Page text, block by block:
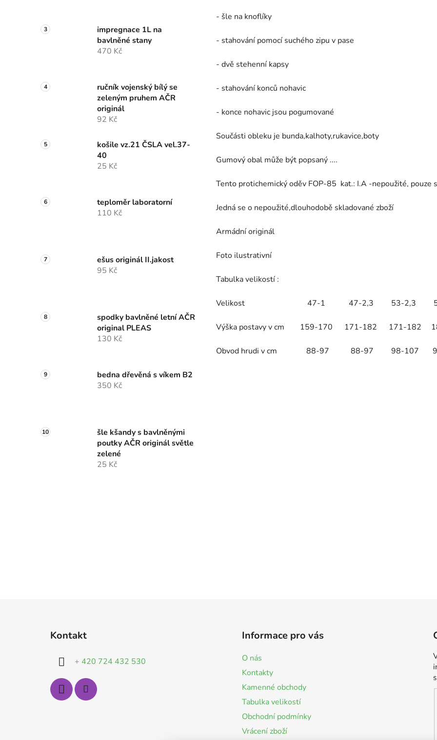
impregnace 1L na
bavlněné stany
470 Kč
ručník vojenský bílý se
zeleným pruhem AČR
originál
92 Kč
košile vz.21 ČSLA vel.37-
40
25 Kč
teploměr laboratorní
110 Kč
ešus originál II.jakost
95 Kč
spodky bavlněné letní AČR
original PLEAS
130 Kč
bedna dřevěná s víkem B2
350 Kč
šle kšandy s bavlněnými
poutky AČR originál světle
zelené
25 Kč
- šle na knoflíky
- stahování pomocí suchého zipu v pase
- dvě stehenní kapsy
- stahování konců nohavic
- konce nohavic jsou pogumované
Součásti obleku je bunda,kalhoty,rukavice,boty
Gumový obal může být popsaný ....
Tento protichemický oděv FOP-85 kat.: I.A -nepoužité, pouze
Jedná se o nepoužité,dlouhodobě skladované zboží
Armádní originál
Foto ilustrativní
Tabulka velikostí :
Velikost 47-1 47-2,3 53-2,3
Výška postavy v cm 159-170 171-182 171-182
Obvod hrudi v cm 88-97 88-97 98-107
Kontakt
+ 420 724 432 530
Informace pro vás
O nás
Kontakty
Kamenné obchody
Tabulka velikostí
Obchodní podmínky
Vrácení zboží